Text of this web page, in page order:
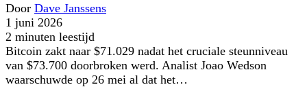
Door Dave Janssens
1 juni 2026
2 minuten leestijd
Bitcoin zakt naar $71.029 nadat het cruciale steunniveau
van $73.700 doorbroken werd. Analist Joao Wedson
waarschuwde op 26 mei al dat het…